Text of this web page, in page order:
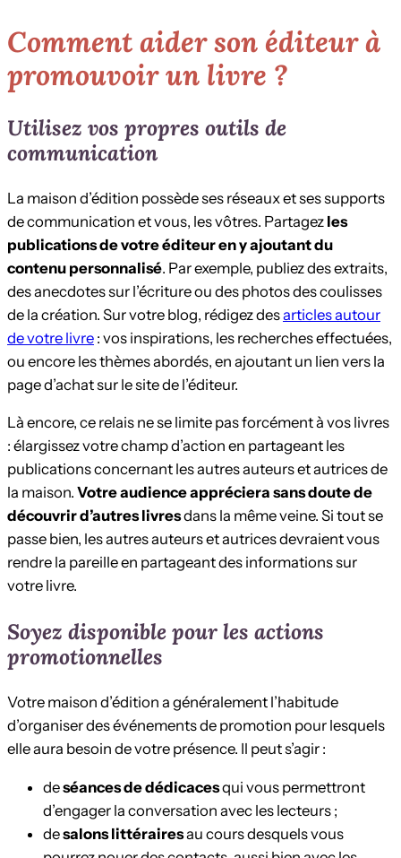
Comment aider son éditeur à
promouvoir un livre ?
Utilisez vos propres outils de
communication
La maison d’édition possède ses réseaux et ses supports
de communication et vous, les vôtres. Partagez les
publications de votre éditeur en y ajoutant du
contenu personnalisé. Par exemple, publiez des extraits,
des anecdotes sur l’écriture ou des photos des coulisses
de la création. Sur votre blog, rédigez desarticles autour
de votre livre : vos inspirations, les recherches effectuées,
ou encore les thèmes abordés, en ajoutant un lien vers la
page d’achat sur le site de l’éditeur.
Là encore, ce relais ne se limite pas forcément à vos livres
: élargissez votre champ d’action en partageant les
publications concernant les autres auteurs et autrices de
la maison. Votre audience appréciera sans doute de
découvrir d’autres livresdans la même veine. Si tout se
passe bien, les autres auteurs et autrices devraient vous
rendre la pareille en partageant des informations sur
votre livre.
Soyez disponible pour les actions
promotionnelles
Votre maison d’édition a généralement l’habitude
d’organiser des événements de promotion pour lesquels
elle aura besoin de votre présence. Il peut s’agir :
deséances de dédicacesqui vous permettront
d’engager la conversation avec les lecteurs ;
desalons littérairesau cours desquels vous